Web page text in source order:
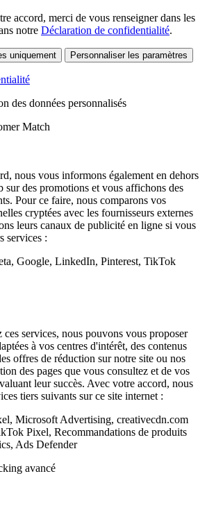
accord, merci de vous renseigner dans les
notre Déclaration de confidentialité.
uniquement Personnaliser les paramètres
des données personnalisés
Match
nous vous informons également en dehors
sur des promotions et vous affichons des
Pour ce faire, nous comparons vos
cryptées avec les fournisseurs externes
leurs canaux de publicité en ligne si vous
services :
Google, LinkedIn, Pinterest, TikTok
ces services, nous pouvons vous proposer
à vos centres d'intérêt, des contenus
offres de réduction sur notre site ou nos
des pages que vous consultez et de vos
leur succès. Avec votre accord, nous
tiers suivants sur ce site internet :
Microsoft Advertising, creativecdn.com
Pixel, Recommandations de produits
Ads Defender
avancé